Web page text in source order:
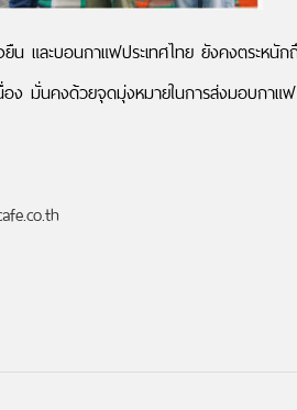
น และบอนกาแฟประเทศไทย ยังคงตระหนัก
อง มั่นคงด้วยจุดมุ่งหมายในการส่งมอบกาแฟ